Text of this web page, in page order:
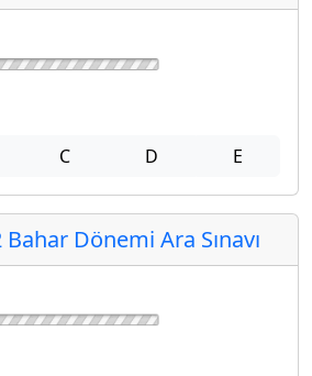
C D E
Dönemi Ara Sınavı